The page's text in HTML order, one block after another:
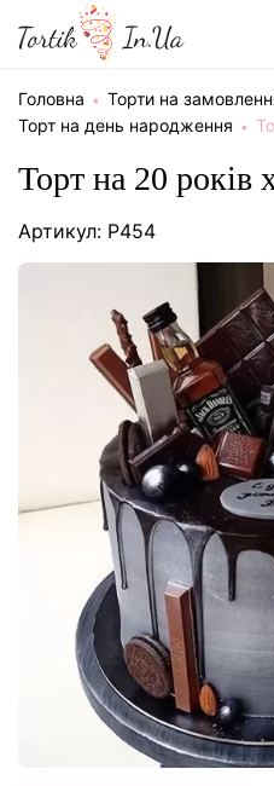
Головна
Торти на
Торт на день народження
Торт на 20 років
Артикул: P454